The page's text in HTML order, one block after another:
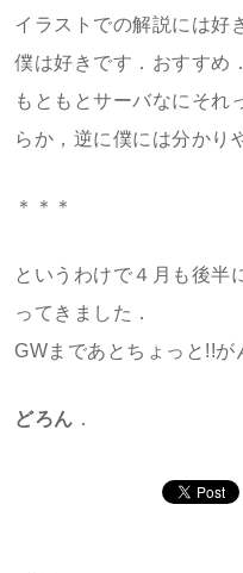
イラストでの解説には好
僕は好きです．おすすめ．
もともとサーバなにそれ
らか，逆に僕には分かり
＊＊＊
というわけで４月も後半
ってきました．
GWまであとちょっと!!
どろん ．